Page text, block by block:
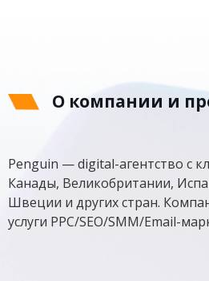
О компании и
Penguin — digital-агентство с
Канады, Великобритании,
Швеции и других стран.
услуги PPC/SEO/SMM/Email-